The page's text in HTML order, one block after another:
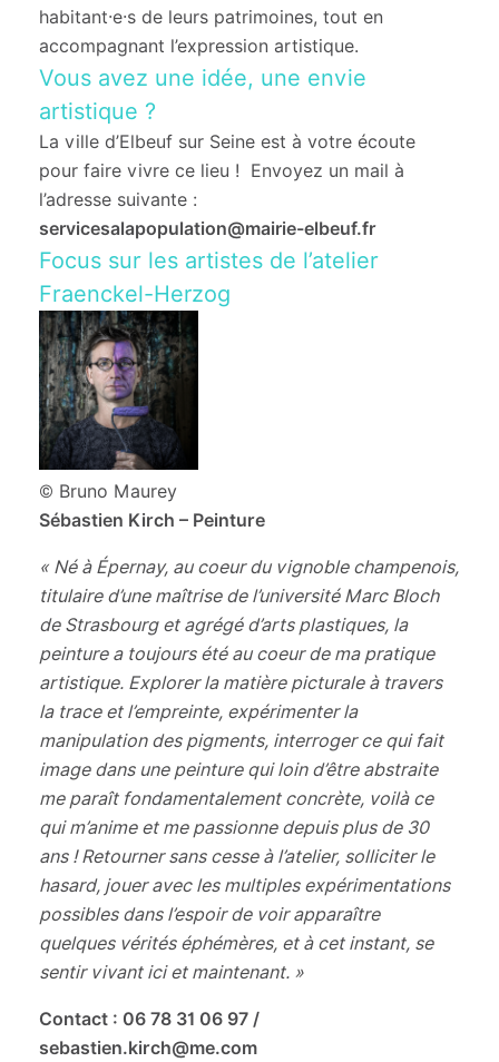
habitant·e·s de leurs patrimoines, tout en
accompagnant l’expression artistique.
Vous avez une idée, une envie
artistique ?
La ville d’Elbeuf sur Seine est à votre écoute
pour faire vivre ce lieu !
Envoyez un mail à
l’adresse suivante :
servicesalapopulation@mairie-elbeuf.fr
Focus sur les artistes de l’atelier
Fraenckel-Herzog
© Bruno Maurey
Sébastien Kirch – Peinture
« Né à Épernay, au coeur du vignoble champenois,
titulaire d’une maîtrise de l’université Marc Bloch
de Strasbourg et agrégé d’arts plastiques, la
peinture a toujours été au coeur de ma pratique
artistique. Explorer la matière picturale à travers
la trace et l’empreinte, expérimenter la
manipulation des pigments, interroger ce qui fait
image dans une peinture qui loin d’être abstraite
me paraît fondamentalement concrète, voilà ce
qui m’anime et me passionne depuis plus de 30
ans ! Retourner sans cesse à l’atelier, solliciter le
hasard, jouer avec les multiples expérimentations
possibles dans l’espoir de voir apparaître
quelques vérités éphémères, et à cet instant, se
sentir vivant ici et maintenant. »
Contact : 06 78 31 06 97 /
sebastien.kirch@me.com